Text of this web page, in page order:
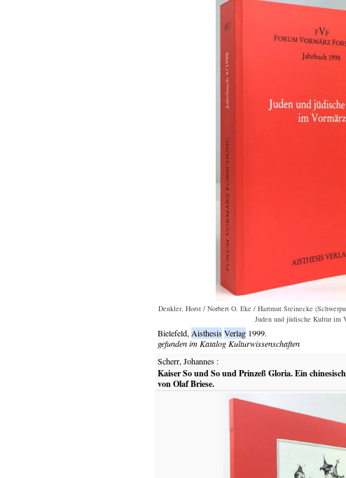
Denkler, Horst / Norbert O. Eke / Hartmut Steinecke
Juden und jüdische Kultur im
Bielefeld, Aisthesis Verlag 1999.
gefunden im Katalog Kulturwissenschaften
Scherr, Johannes:
Kaiser So und So und Prinzeß Gloria. Ein
von Olaf Briese.